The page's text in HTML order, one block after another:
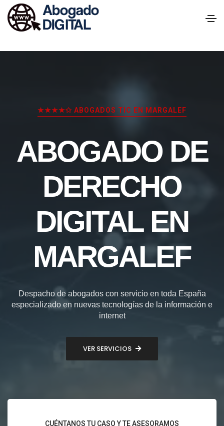
★★★★✩ ABOGADOS TIC EN MARGALEF
ABOGADO DE
DERECHO
DIGITAL EN
MARGALEF
Despacho de abogados con servicio en toda España
especializado en nuevas tecnologías de la información e
internet
VER SERVICIOS
CUÉNTANOS TU CASO Y TE ASESORAMOS